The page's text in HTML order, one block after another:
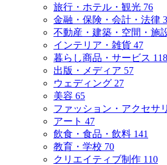
旅行・ホテル・観光 76
金融・保険・会計・法律
不動産・建築・空間・施
インテリア・雑貨 47
暮らし商品・サービス 118
出版・メディア 57
ウェディング 27
美容 65
ファッション・アクセサ
アート 47
飲食・食品・飲料 141
教育・学校 70
クリエイティブ制作 110